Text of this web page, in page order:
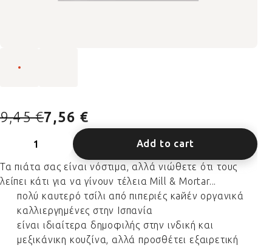
9,45 €7,56 €
Add to cart
Τα πιάτα σας είναι νόστιμα, αλλά νιώθετε ότι τους
λείπει κάτι για να γίνουν τέλεια Mill & Mortar...
πολύ καυτερό τσίλι από πιπεριές кайέν οργανικά
καλλιεργημένες στην Ισπανία
είναι ιδιαίτερα δημοφιλής στην ινδική και
μεξικάνικη κουζίνα, αλλά προσθέτει εξαιρετική